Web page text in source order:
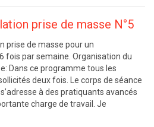
prise de masse N°5
prise de masse pour un
fois par semaine. Organisation du
Dans ce programme tous les
deux fois. Le corps de séance
à des pratiquants avancés
charge de travail. Je